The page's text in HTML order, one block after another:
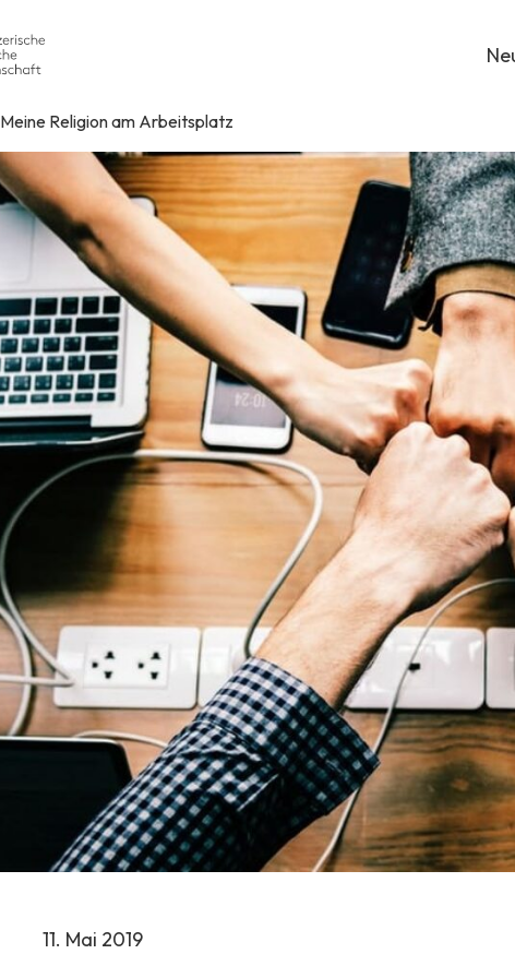
Meine Religion am Arbeitsplatz
11. Mai 2019